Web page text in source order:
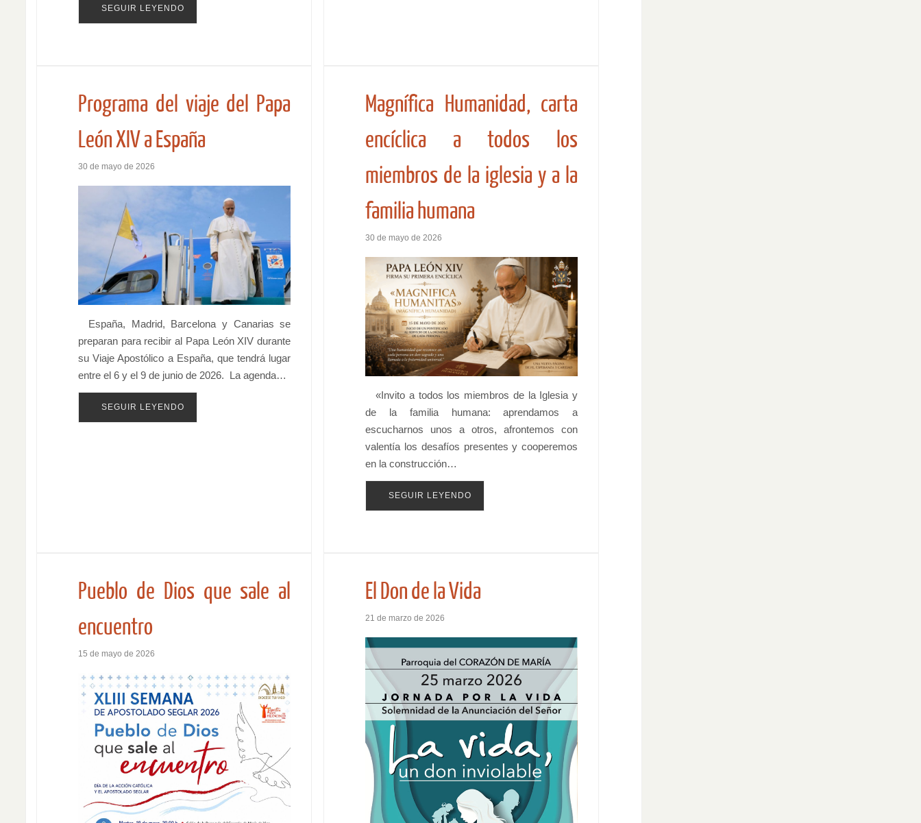
SEGUIR LEYENDO
Programa del viaje del Papa
León XIV a España
30 de mayo de 2026
España, Madrid, Barcelona y Canarias se
preparan para recibir al Papa León XIV durante
su Viaje Apostólico a España, que tendrá lugar
entre el 6 y el 9 de junio de 2026. La agenda…
SEGUIR LEYENDO
Magnífica Humanidad, carta
encíclica a todos los
miembros de la iglesia y a la
familia humana
30 de mayo de 2026
«Invito a todos los miembros de la Iglesia y
de la familia humana: aprendamos a
escucharnos unos a otros, afrontemos con
valentía los desafíos presentes y cooperemos
en la construcción…
SEGUIR LEYENDO
Pueblo de Dios que sale al
encuentro
15 de mayo de 2026
El Don de la Vida
21 de marzo de 2026